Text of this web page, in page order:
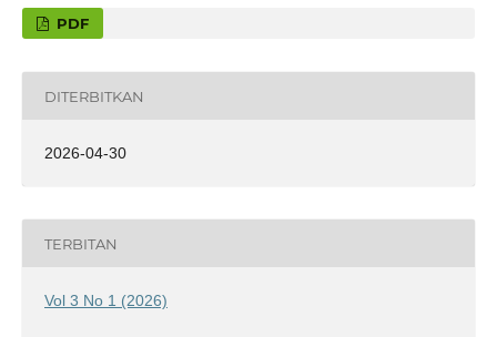
PDF
DITERBITKAN
2026-04-30
TERBITAN
Vol 3 No 1 (2026)